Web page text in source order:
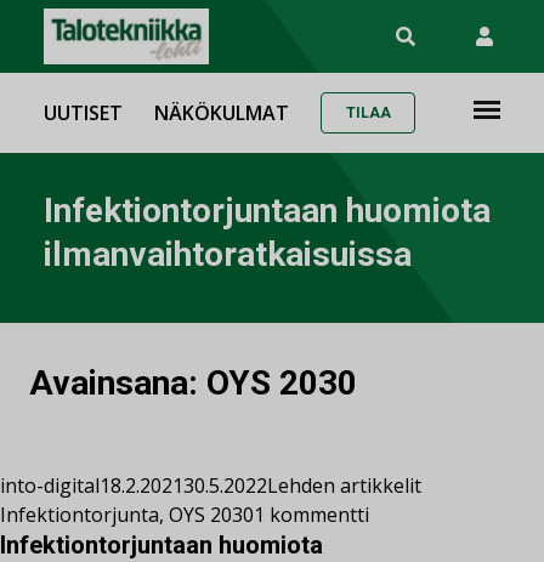
UUTISET NÄKÖKULMAT TILAA
Infektiontorjuntaan huomiota
ilmanvaihtoratkaisuissa
Avainsana: OYS 2030
into-digital18.2.202130.5.2022Lehden artikkelit
Infektiontorjunta, OYS 20301 kommentti
Infektiontorjuntaan huomiota